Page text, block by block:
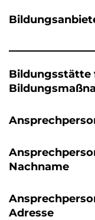
Bildungsstätte
Nachname
Adresse